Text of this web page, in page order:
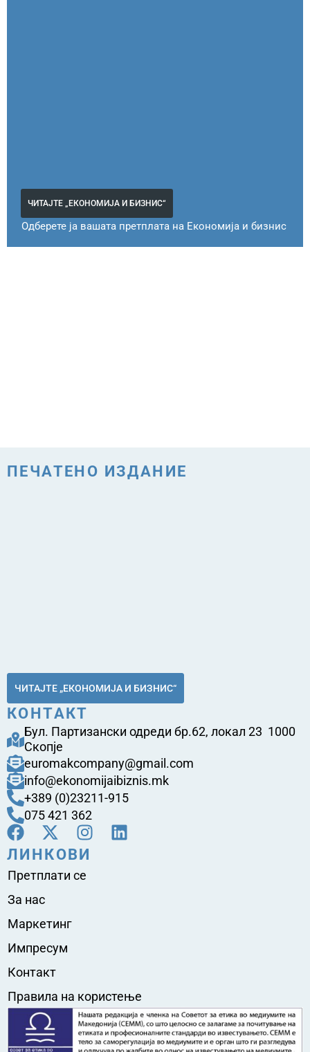
ЧИТАЈТЕ „ЕКОНОМИЈА И БИЗНИС“
Одберете ја вашата претплата на Економија и бизнис
ПЕЧАТЕНО ИЗДАНИЕ
ЧИТАЈТЕ „ЕКОНОМИЈА И БИЗНИС“
КОНТАКТ
Бул. Партизански одреди бр.62, локал 23 1000
Скопје
euromakcompany@gmail.com
info@ekonomijaibiznis.mk
+389 (0)23211-915
075 421 362
ЛИНКОВИ
Претплати се
За нас
Маркетинг
Импресум
Контакт
Правила на користење